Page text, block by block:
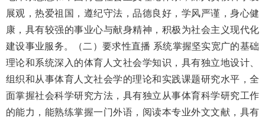
展观，热爱祖国，遵纪守法，品德良好，学风严谨，身心健
康，具有较强的事业心与献身精神，积极为社会主义现代化
建设事业服务。（二）要求性直播 系统掌握坚实宽广的基础
理论和系统深入的体育人文社会学知识，具有独立地设计、
组织和从事体育人文社会学的理论和实践课题研究水平，全
面掌握社会科学研究方法，具有独立从事体育科学研究工作
的能力，能熟练掌握一门外语，阅读本专业外文文献，具有